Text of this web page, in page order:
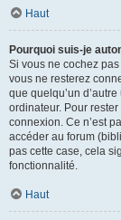
Haut
Pourquoi suis-je
Si vous ne cochez
vous ne resterez
que quelqu’un
ordinateur. Pour
connexion. Ce n’est
accéder au forum
pas cette case, cela
fonctionnalité.
Haut